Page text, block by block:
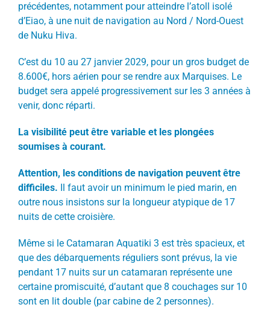
précédentes, notamment pour atteindre l’atoll isolé
d’Eiao, à une nuit de navigation au Nord / Nord-Ouest
de Nuku Hiva.
C’est du 10 au 27 janvier 2029, pour un gros budget de
8.600€, hors aérien pour se rendre aux Marquises. Le
budget sera appelé progressivement sur les 3 années à
venir, donc réparti.
La visibilité peut être variable et les plongées
soumises à courant.
Attention, les conditions de navigation peuvent être
difficiles.
Il faut avoir un minimum le pied marin, en
outre nous insistons sur la longueur atypique de 17
nuits de cette croisière.
Même si le Catamaran Aquatiki 3 est très spacieux, et
que des débarquements réguliers sont prévus, la vie
pendant 17 nuits sur un catamaran représente une
certaine promiscuité, d’autant que 8 couchages sur 10
sont en lit double (par cabine de 2 personnes).